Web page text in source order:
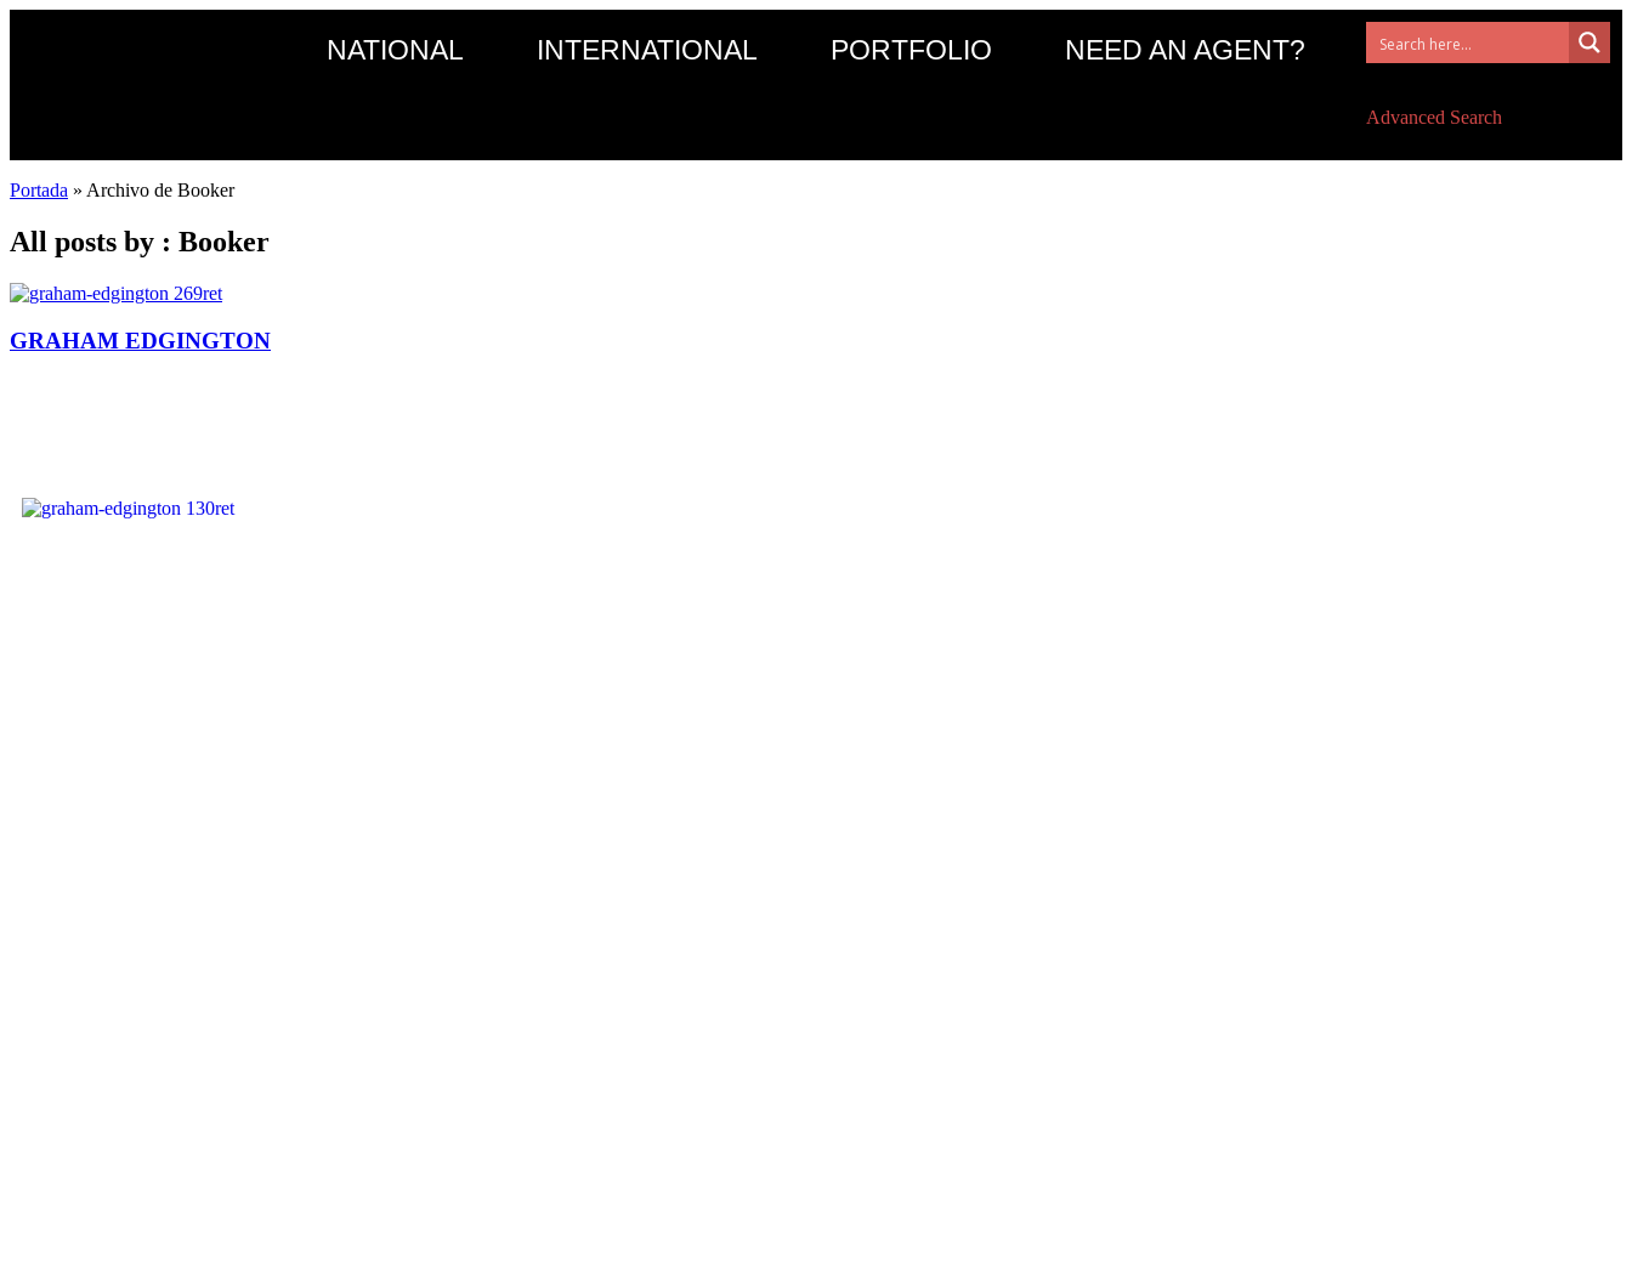
NATIONAL INTERNATIONAL PORTFOLIO NEED AN AGENT?
Advanced Search
Portada » Archivo de Booker
All posts by : Booker
GRAHAM EDGINGTON